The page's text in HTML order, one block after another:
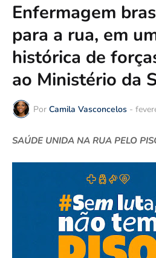
Enfermagem
para a rua, em
histórica de
ao Ministério da
Por Camila Vasconcelos -
SAÚDE UNIDA NA RUA PELO